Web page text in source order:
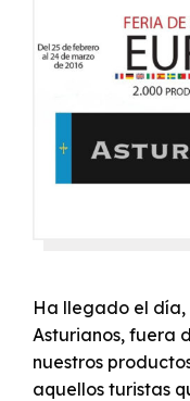
Ha llegado el día,
Asturianos, fuera
nuestros
aquellos turistas